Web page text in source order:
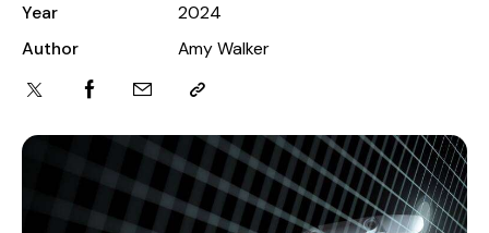
Year
2024
Author
Amy Walker